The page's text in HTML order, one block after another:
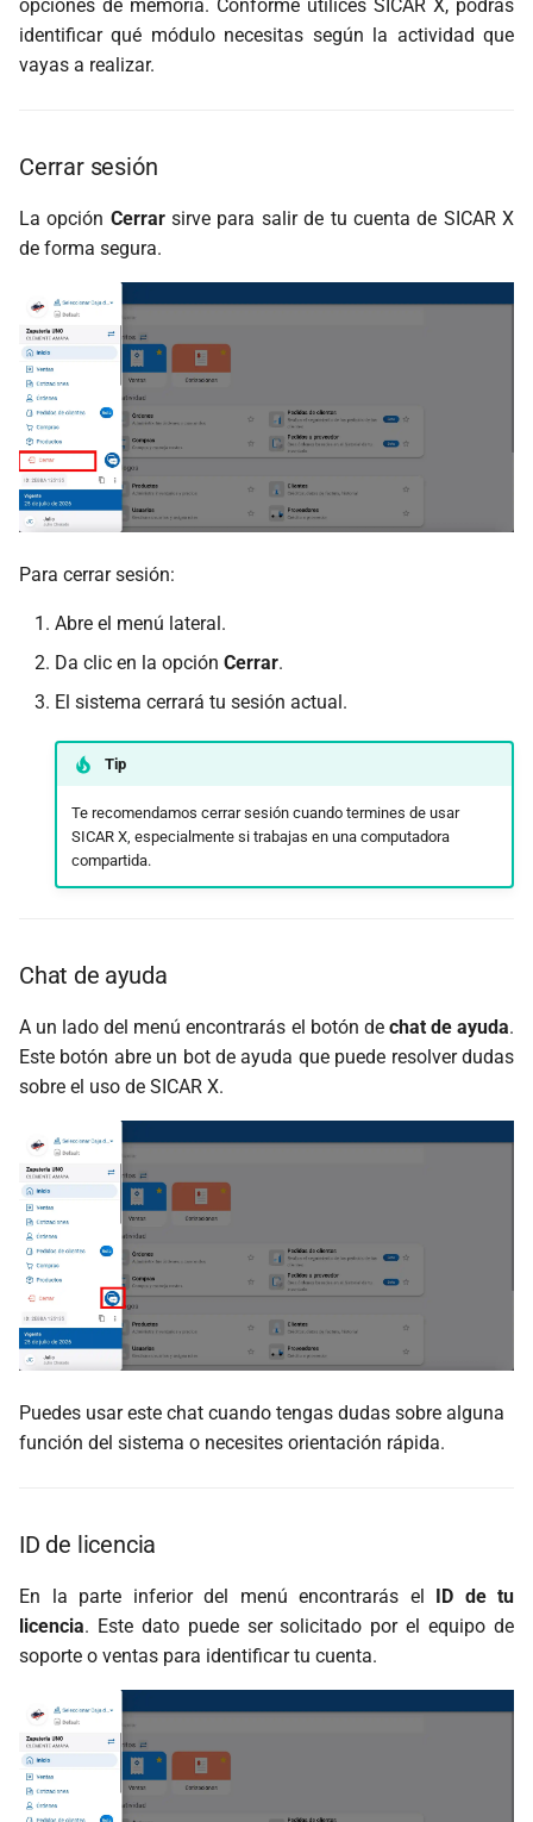
opciones de memoria. Conforme utilices SICAR X, podrás
identificar qué módulo necesitas según la actividad que
vayas a realizar.
Cerrar sesión
La opción Cerrarsirve para salir de tu cuenta de SICAR X
de forma segura.
Para cerrar sesión:
Abre el menú lateral.
Da clic en la opción Cerrar.
El sistema cerrará tu sesión actual.
Tip
Te recomendamos cerrar sesión cuando termines de usar
SICAR X, especialmente si trabajas en una computadora
compartida.
Chat de ayuda
A un lado del menú encontrarás el botón de chat de ayuda.
Este botón abre un bot de ayuda que puede resolver dudas
sobre el uso de SICAR X.
Puedes usar este chat cuando tengas dudas sobre alguna
función del sistema o necesites orientación rápida.
ID de licencia
En la parte inferior del menú encontrarás el
ID de tu
licencia. Este dato puede ser solicitado por el equipo de
soporte o ventas para identificar tu cuenta.